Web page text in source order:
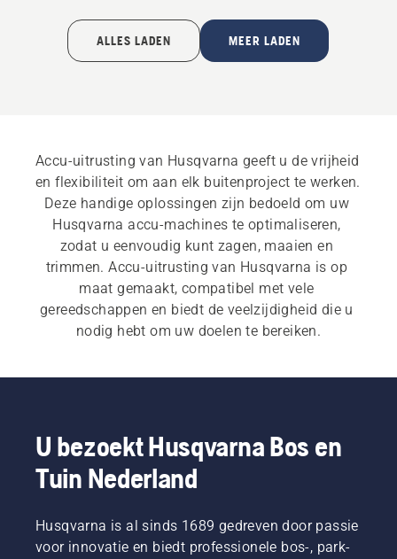
ALLES LADEN MEER LADEN
Accu-uitrusting van Husqvarna geeft u de vrijheid
en flexibiliteit om aan elk buitenproject te werken.
Deze handige oplossingen zijn bedoeld om uw
Husqvarna accu-machines te optimaliseren,
zodat u eenvoudig kunt zagen, maaien en
trimmen. Accu-uitrusting van Husqvarna is op
maat gemaakt, compatibel met vele
gereedschappen en biedt de veelzijdigheid die u
nodig hebt om uw doelen te bereiken.
U bezoekt Husqvarna Bos en
Tuin Nederland
Husqvarna is al sinds 1689 gedreven door passie
voor innovatie en biedt professionele bos-, park-